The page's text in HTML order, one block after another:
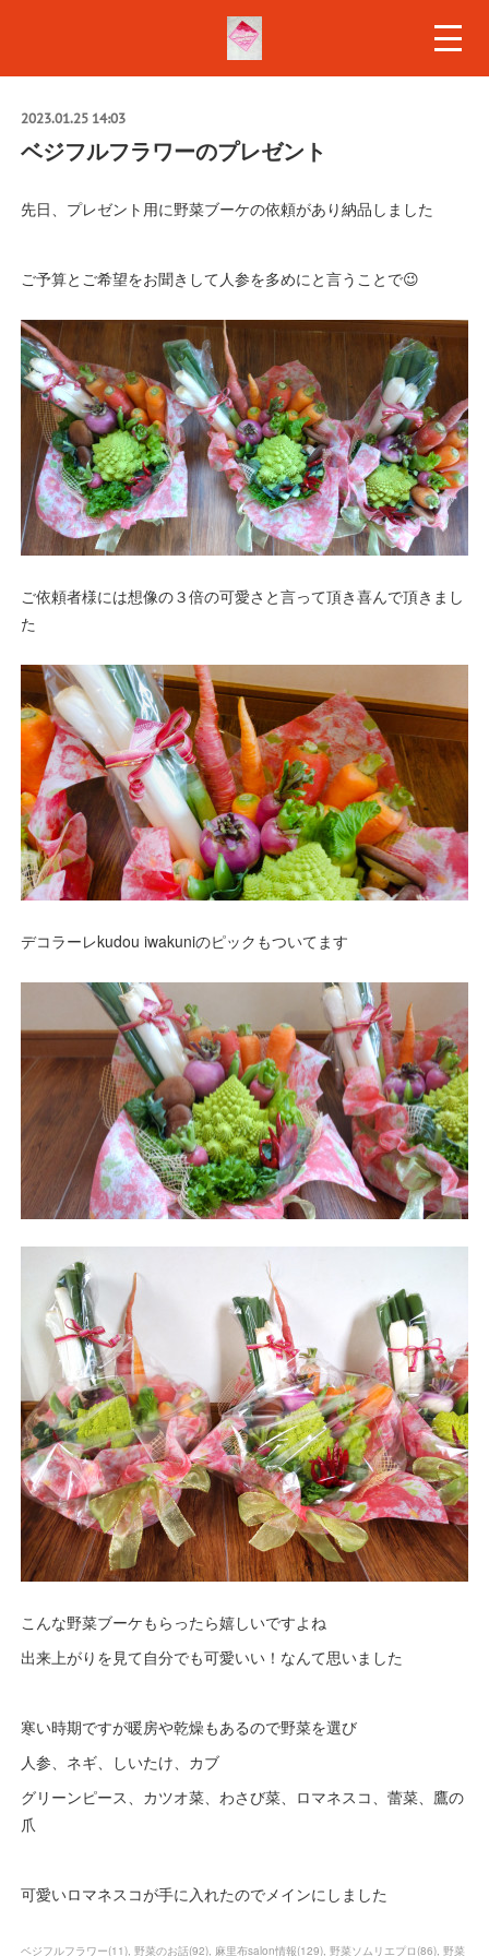
2023.01.25 14:03
ベジフルフラワーのプレゼント
先日、プレゼント用に野菜ブーケの依頼があり納品しました
ご予算とご希望をお聞きして人参を多めにと言うことで😉
ご依頼者様には想像の３倍の可愛さと言って頂き喜んで頂きまし
た
デコラーレkudou iwakuniのピックもついてます
こんな野菜ブーケもらったら嬉しいですよね
出来上がりを見て自分でも可愛いい！なんて思いました
寒い時期ですが暖房や乾燥もあるので野菜を選び
人参、ネギ、しいたけ、カブ
グリーンピース、カツオ菜、わさび菜、ロマネスコ、蕾菜、鷹の
爪
可愛いロマネスコが手に入れたのでメインにしました
ベジフルフラワー(11) 野菜のお話(92) 麻里布salon情報(129) 野菜ソムリエプロ (86) 野菜